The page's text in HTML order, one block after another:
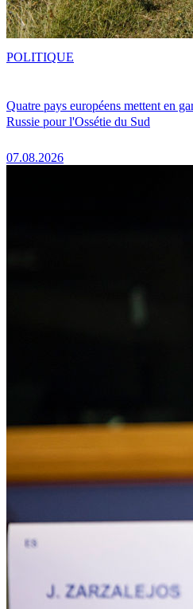
Quatre pays européens mettent en
Russie pour l'Ossétie du Sud
07.08.2026
POLITIQUE